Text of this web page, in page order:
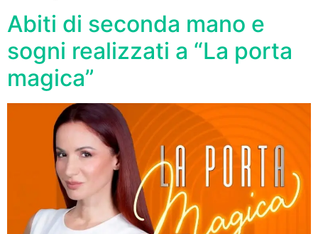
Abiti di seconda mano e
sogni realizzati a “La porta
magica”